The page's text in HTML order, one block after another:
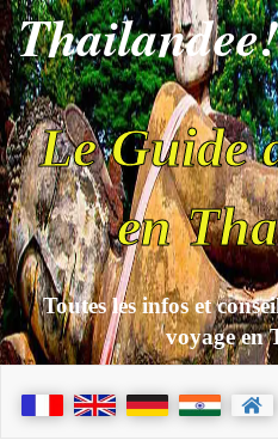
Thailandee!
Le Guide
en
Toutes les infos et
voyage en